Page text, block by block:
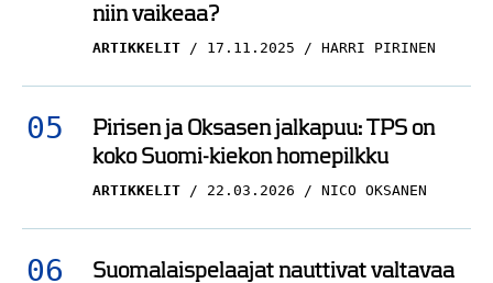
niin vaikeaa?
ARTIKKELIT 17.11.2025 HARRI PIRINEN
Pirisen ja Oksasen jalkapuu: TPS on
koko Suomi-kiekon homepilkku
ARTIKKELIT 22.03.2026 NICO OKSANEN
Suomalaispelaajat nauttivat valtavaa